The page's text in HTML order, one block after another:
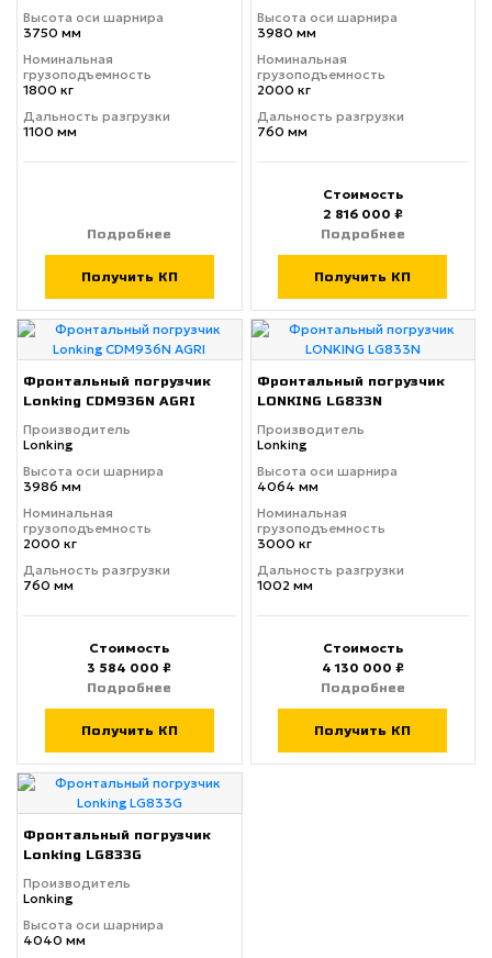
Высота оси шарнира
3750 мм
Номинальная
грузоподъемность
1800 кг
Дальность разгрузки
1100 мм
Подробнее
Получить КП
Высота оси шарнира
3980 мм
Номинальная
грузоподъемность
2000 кг
Дальность разгрузки
760 мм
Стоимость
2 816 000 ₽
Подробнее
Получить КП
Фронтальный погрузчик
Lonking CDM936N AGRI
Производитель
Lonking
Высота оси шарнира
3986 мм
Номинальная
грузоподъемность
2000 кг
Дальность разгрузки
760 мм
Стоимость
3 584 000 ₽
Подробнее
Получить КП
Фронтальный погрузчик
LONKING LG833N
Производитель
Lonking
Высота оси шарнира
4064 мм
Номинальная
грузоподъемность
3000 кг
Дальность разгрузки
1002 мм
Стоимость
4 130 000 ₽
Подробнее
Получить КП
Фронтальный погрузчик
Lonking LG833G
Производитель
Lonking
Высота оси шарнира
4040 мм